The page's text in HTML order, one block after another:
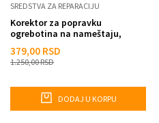
SREDSTVA ZA REPARACIJU
Korektor za popravku
ogrebotina na nameštaju,
379,00 RSD
1.250,00RSD
DODAJ U KORPU